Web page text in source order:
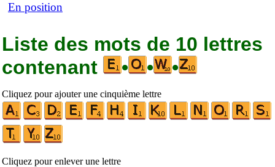
En position
Liste des mots de 10 lettres
contenant
• • •
Cliquez pour ajouter une cinquième lettre
Cliquez pour enlever une lettre